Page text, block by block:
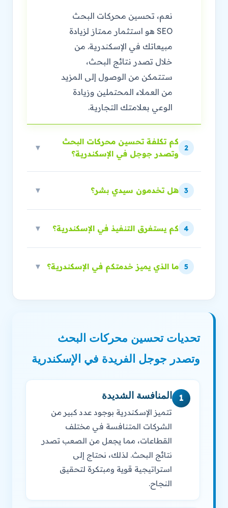
نعم، تحسين محركات البحث
SEO هو استثمار ممتاز لزيادة
مبيعاتك في الإسكندرية. من
خلال تصدر نتائج البحث،
ستتمكن من الوصول إلى المزيد
من العملاء المحتملين وزيادة
الوعي بعلامتك التجارية.
2
كم تكلفة تحسين محركات البحث
وتصدر جوجل في الإسكندرية؟
▼
3 هل تخدمون سيدي بشر؟ ▼
4 كم يستغرق التنفيذ في الإسكندرية؟ ▼
5 ما الذي يميز خدمتكم في الإسكندرية؟ ▼
تحديات تحسين محركات البحث
وتصدر جوجل الفريدة في الإسكندرية
1 المنافسة الشديدة
تتميز الإسكندرية بوجود عدد كبير من
الشركات المتنافسة في مختلف
القطاعات، مما يجعل من الصعب تصدر
نتائج البحث. لذلك، نحتاج إلى
استراتيجية قوية ومبتكرة لتحقيق
النجاح.